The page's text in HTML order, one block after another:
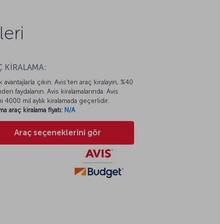
KİRALAMA:
avantajlarla çıkın. Avis’ten araç kiralayın, %40
faydalanın. Avis kiralamalarında. Avis
4000 mil aylık kiralamada geçerlidir.
araç kiralama fiyatı: N/A
Araç seçeneklerini gör